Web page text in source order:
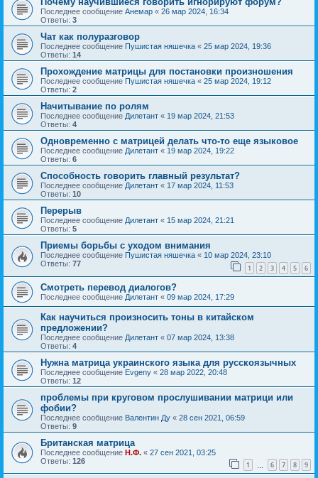
Последнее сообщение Анемар « 26 мар 2024, 16:34
Ответы: 3
Чат как полуразговор
Последнее сообщение Пушистая няшечка « 25 мар 2024, 19:36
Ответы: 14
Прохождение матрицы для постановки произношения
Последнее сообщение Пушистая няшечка « 25 мар 2024, 19:12
Ответы: 2
Начитывание по ролям
Последнее сообщение Дилетант « 19 мар 2024, 21:53
Ответы: 4
Одновременно с матрицей делать что-то еще языковое
Последнее сообщение Дилетант « 19 мар 2024, 19:22
Ответы: 6
Способность говорить главный результат?
Последнее сообщение Дилетант « 17 мар 2024, 11:53
Ответы: 10
Перерыв
Последнее сообщение Дилетант « 15 мар 2024, 21:21
Ответы: 5
Приемы борьбы с уходом внимания
Последнее сообщение Пушистая няшечка « 10 мар 2024, 23:10
Ответы: 77 1 2 3 4 5 6
Смотреть перевод диалогов?
Последнее сообщение Дилетант « 09 мар 2024, 17:29
Как научиться произносить тоны в китайском
предложении?
Последнее сообщение Дилетант « 07 мар 2024, 13:38
Ответы: 4
Нужна матрица украинского языка для русскоязычных
Последнее сообщение Evgeny « 28 мар 2022, 20:48
Ответы: 12
проблемы при круговом прослушивании матрици или
фобии?
Последнее сообщение Валентин Ду « 28 сен 2021, 06:59
Ответы: 9
Британская матрица
Последнее сообщение Н.Ф. « 27 сен 2021, 03:25
Ответы: 126 1 6 7 8 9